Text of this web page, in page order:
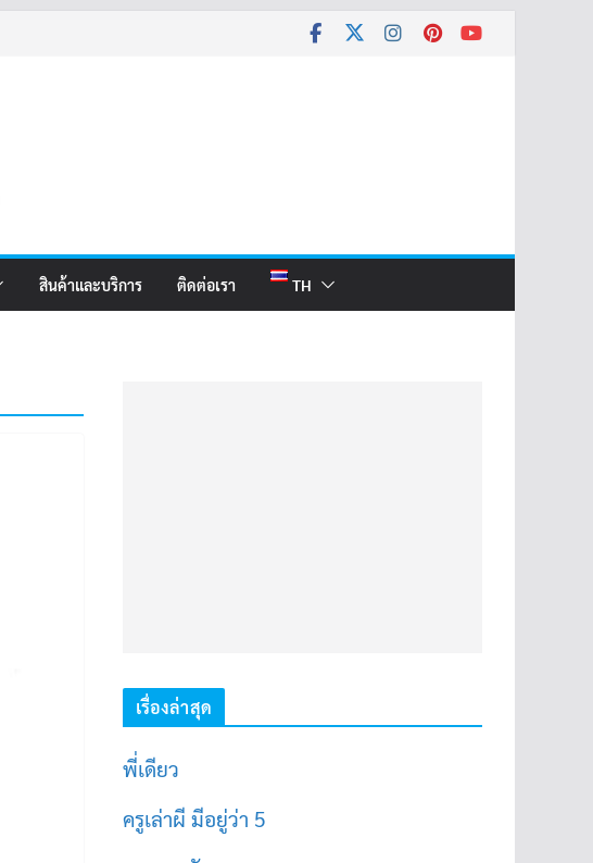
สินค้าและบริการ ติดต่อเรา TH
เรื่องล่าสุด
พี่เดียว
ครูเล่าผี มีอยู่ว่า 5